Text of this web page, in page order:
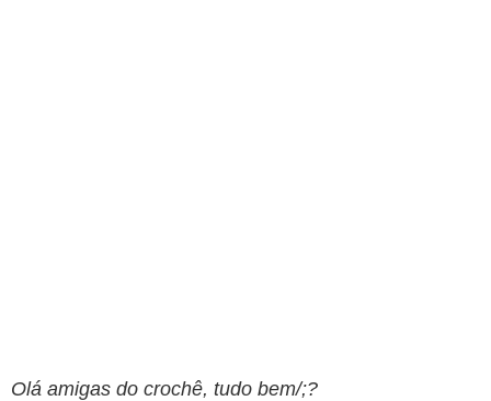
Olá amigas do crochê, tudo bem/;?